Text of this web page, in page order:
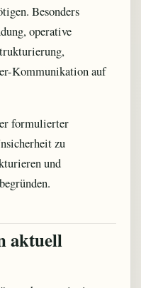
Besonders
operative
Kommunikation auf
formulierter
zu
und
aktuell